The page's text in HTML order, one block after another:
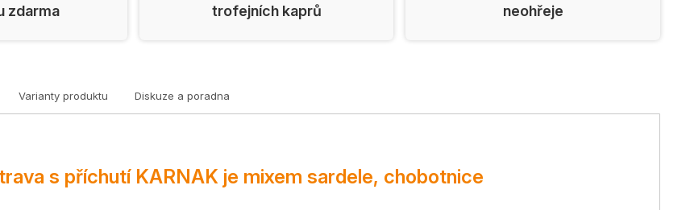
zdarma
trofejních kaprů
neohřeje
Varianty produktu Diskuze a poradna
s příchutí KARNAK je mixem sardele, chobotnice